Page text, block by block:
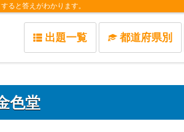
ると答えがわかります。
出題一覧 都道府県別
色堂